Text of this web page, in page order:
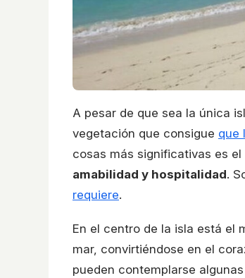
A pesar de que sea la única
vegetación que consigue que
cosas más significativas es
amabilidad y hospitalidad.
requiere.
En el centro de la isla está el
mar, convirtiéndose en el
pueden contemplarse